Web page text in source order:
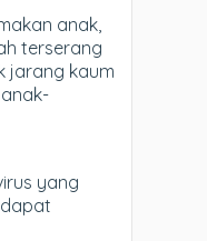
anak,
terserang
jarang kaum
yang